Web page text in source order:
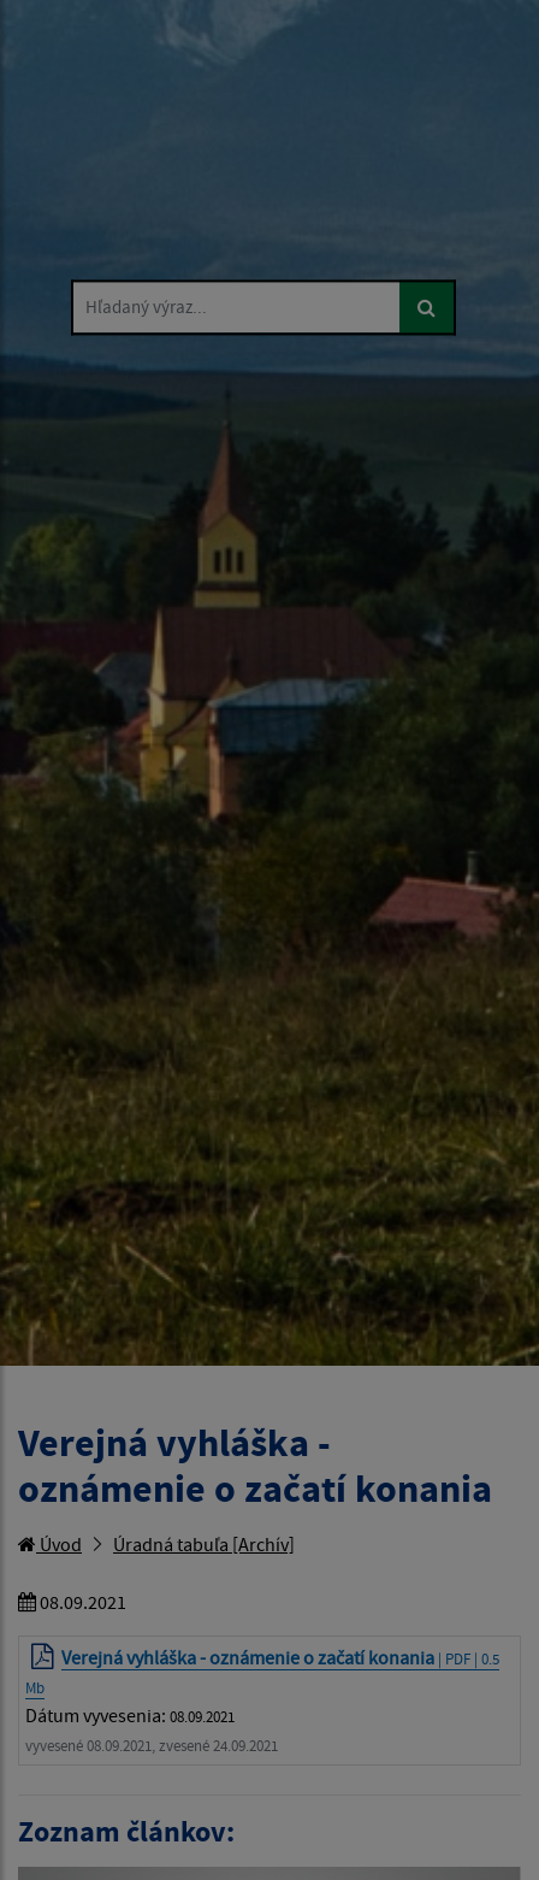
Hľadaný výraz...
Verejná vyhláška -
oznámenie o začatí konania
Úvod Úradná tabuľa [Archív]
08.09.2021
Verejná vyhláška - oznámenie o začatí konania | PDF | 0.5
Mb
Dátum vyvesenia: 08.09.2021
vyvesené 08.09.2021, zvesené 24.09.2021
Zoznam článkov: